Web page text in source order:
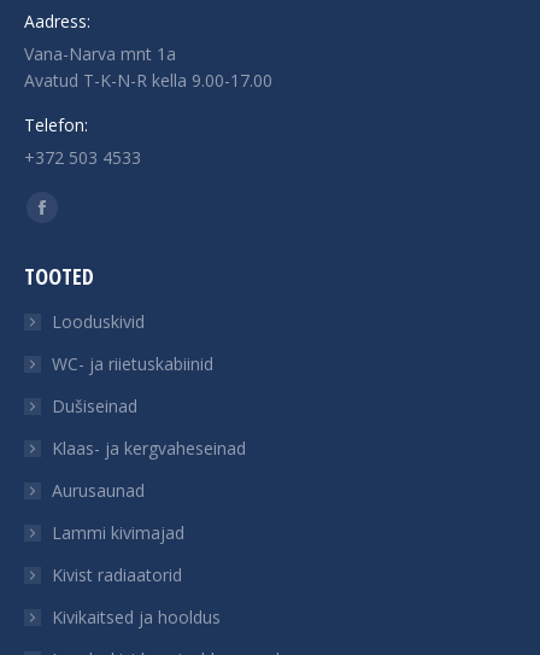
Aadress:
Vana-Narva mnt 1a
Avatud T-K-N-R kella 9.00-17.00
Telefon:
+372 503 4533
Find us on:
Facebook
opens
window
TOOTED
Looduskivid
WC- ja riietuskabiinid
Dušiseinad
Klaas- ja kergvaheseinad
Aurusaunad
Lammi kivimajad
Kivist radiaatorid
Kivikaitsed ja hooldus